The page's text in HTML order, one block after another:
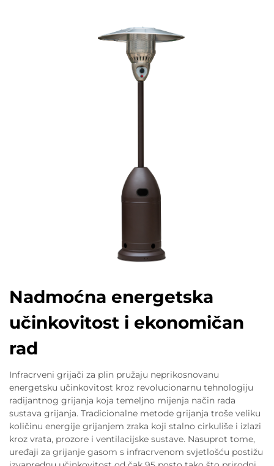
Nadmoćna energetska
učinkovitost i ekonomičan
rad
Infracrveni grijači za plin pružaju neprikosnovanu
energetsku učinkovitost kroz revolucionarnu tehnologiju
radijantnog grijanja koja temeljno mijenja način rada
sustava grijanja. Tradicionalne metode grijanja troše veliku
količinu energije grijanjem zraka koji stalno cirkuliše i izlazi
kroz vrata, prozore i ventilacijske sustave. Nasuprot tome,
uređaji za grijanje gasom s infracrvenom svjetlošću postižu